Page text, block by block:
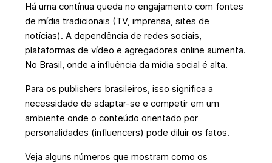
Há uma contínua queda no engajamento com fontes
de mídia tradicionais (TV, imprensa, sites de
notícias). A dependência de redes sociais,
plataformas de vídeo e agregadores online aumenta.
No Brasil, onde a influência da mídia social é alta.
Para os publishers brasileiros, isso significa a
necessidade de adaptar-se e competir em um
ambiente onde o conteúdo orientado por
personalidades (influencers) pode diluir os fatos.
Veja alguns números que mostram como os